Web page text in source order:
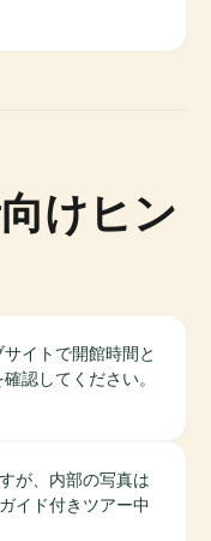
けヒン
イトで開館時間と
認してください。
が、内部の写真は
イド付きツアー中